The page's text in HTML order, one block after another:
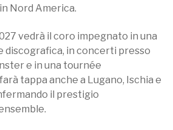
Nord America.
vedrà il coro impegnato in una
discografica, in concerti presso
e in una tournée
tappa anche a Lugano, Ischia e
il prestigio